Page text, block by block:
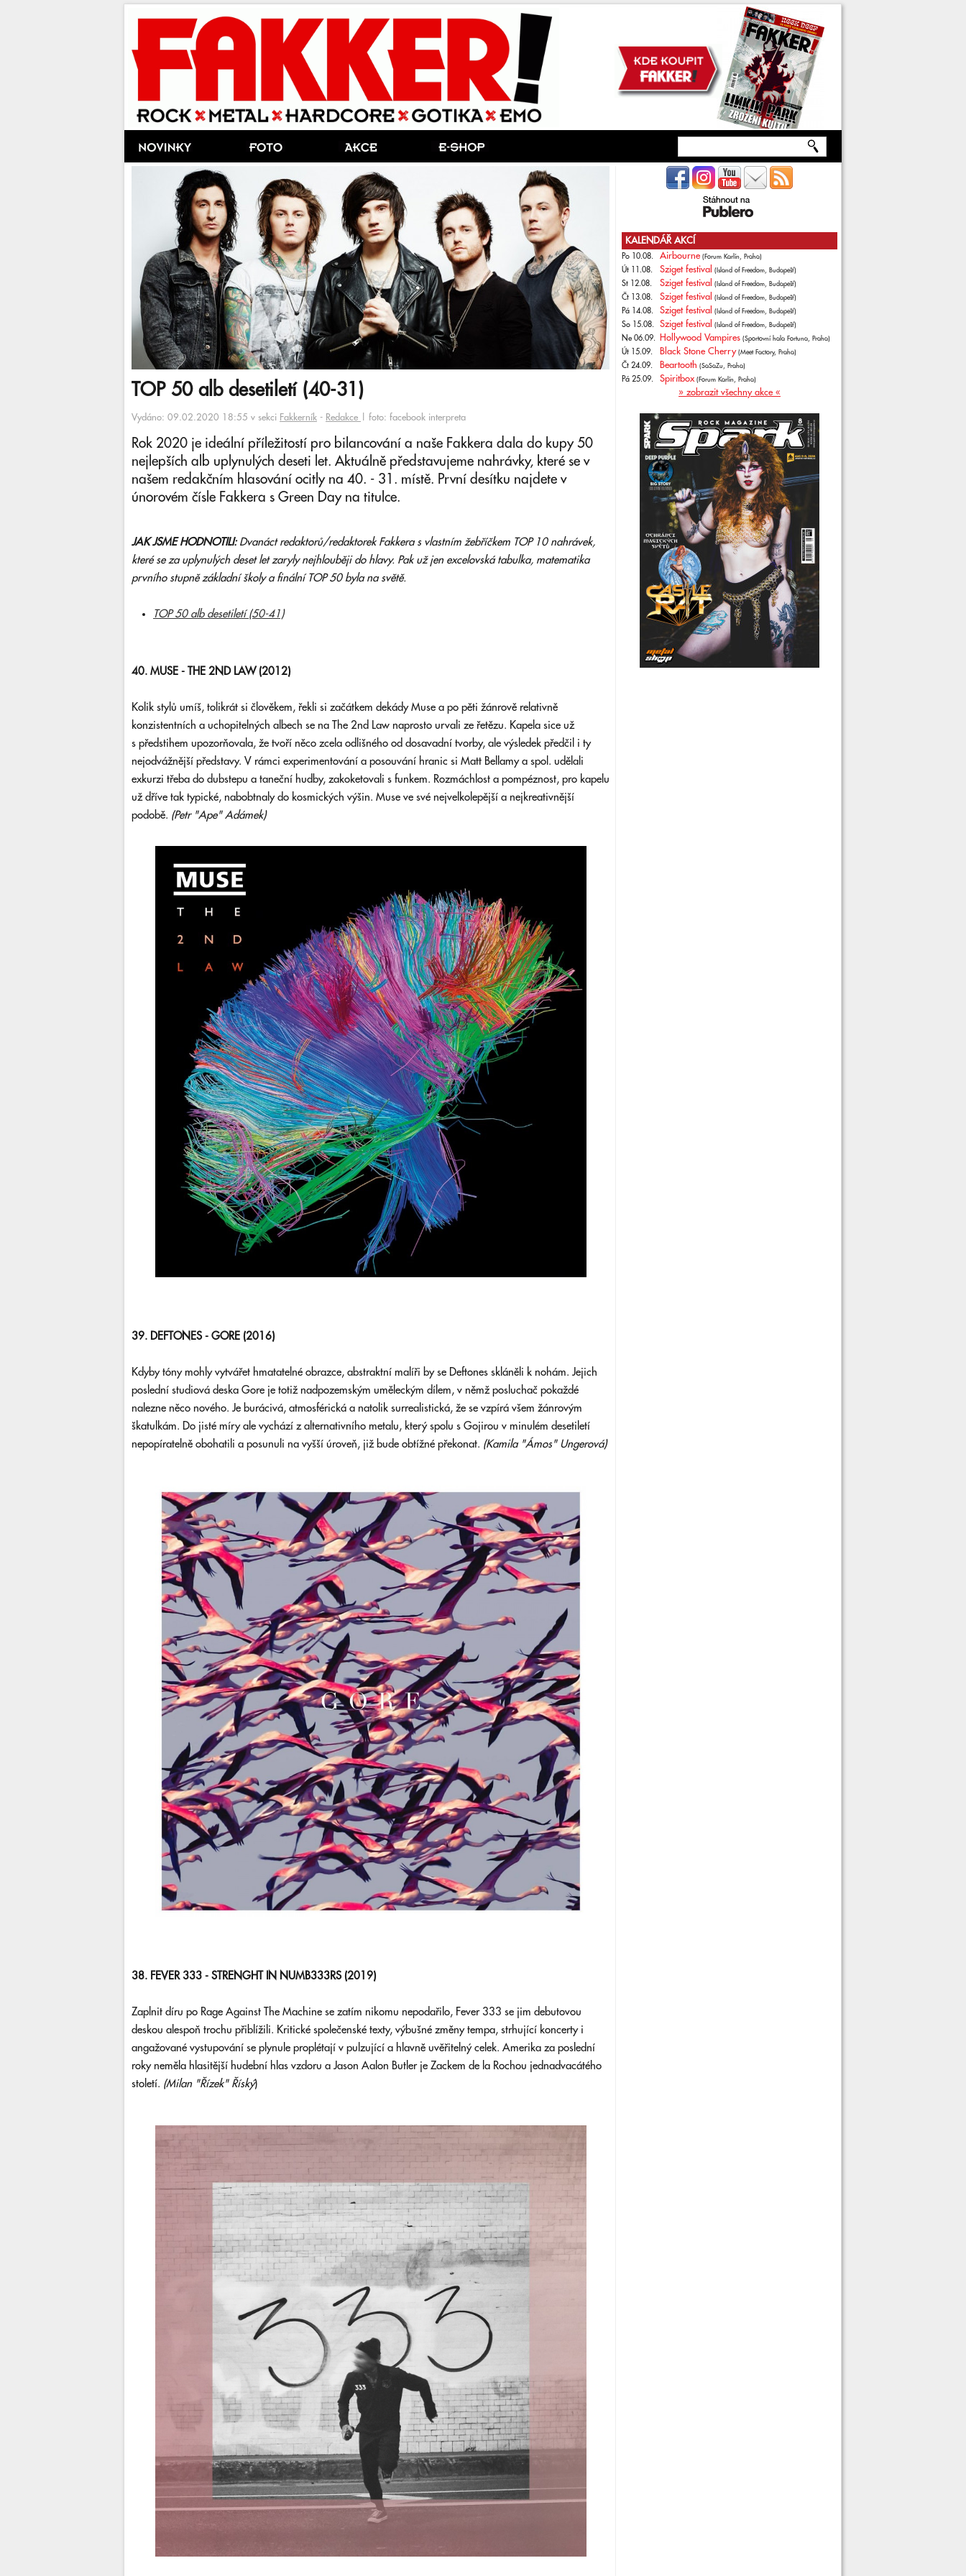
TOP 50 alb desetiletí (40-31)
Vydáno: 09.02.2020 18:55 v sekci Fakkerník - Redakce | foto: facebook interpreta
Rok 2020 je ideální příležitostí pro bilancování a naše Fakkera dala do kupy 50
nejlepších alb uplynulých deseti let. Aktuálně představujeme nahrávky, které se v
našem redakčním hlasování ocitly na 40. - 31. místě. První desítku najdete v
únorovém čísle Fakkera s Green Day na titulce.
JAK JSME HODNOTILI:Dvanáct redaktorů/redaktorek Fakkera s vlastním žebříčkem TOP 10 nahrávek,
které se za uplynulých deset let zaryly nejhlouběji do hlavy. Pak už jen excelovská tabulka, matematika
prvního stupně základní školy a finální TOP 50 byla na světě.
TOP 50 alb desetiletí (50-41)
40. MUSE - THE 2ND LAW (2012)
Kolik stylů umíš, tolikrát si člověkem, řekli si začátkem dekády Muse a po pěti žánrově relativně
konzistentních a uchopitelných albech se na The 2nd Law naprosto urvali ze řetězu. Kapela sice už
s předstihem upozorňovala, že tvoří něco zcela odlišného od dosavadní tvorby, ale výsledek předčil i ty
nejodvážnější představy. V rámci experimentování a posouvání hranic si Matt Bellamy a spol. udělali
exkurzi třeba do dubstepu a taneční hudby, zakoketovali s funkem. Rozmáchlost a pompéznost, pro kapelu
už dříve tak typické, nabobtnaly do kosmických výšin. Muse ve své nejvelkolepější a nejkreativnější
podobě. (Petr "Ape" Adámek)
39. DEFTONES - GORE (2016)
Kdyby tóny mohly vytvářet hmatatelné obrazce, abstraktní malíři by se Deftones skláněli k nohám. Jejich
poslední studiová deska Gore je totiž nadpozemským uměleckým dílem, v němž posluchač pokaždé
nalezne něco nového. Je burácivá, atmosférická a natolik surrealistická, že se vzpírá všem žánrovým
škatulkám. Do jisté míry ale vychází z alternativního metalu, který spolu s Gojirou v minulém desetiletí
nepopíratelně obohatili a posunuli na vyšší úroveň, již bude obtížné překonat. (Kamila "Ámos" Ungerová)
38. FEVER 333 - STRENGHT IN NUMB333RS (2019)
Zaplnit díru po Rage Against The Machine se zatím nikomu nepodařilo, Fever 333 se jim debutovou
deskou alespoň trochu přiblížili. Kritické společenské texty, výbušné změny tempa, strhující koncerty i
angažované vystupování se plynule proplétají v pulzující a hlavně uvěřitelný celek. Amerika za poslední
roky neměla hlasitější hudební hlas vzdoru a Jason Aalon Butler je Zackem de la Rochou jednadvacátého
století. (Milan "Řízek" Říský)
KALENDÁŘ AKCÍ
Po 10.08. Airbourne (Forum Karlín, Praha)
Út 11.08. Sziget festival (Island of Freedom, Budapešť)
St 12.08. Sziget festival (Island of Freedom, Budapešť)
Čt 13.08. Sziget festival (Island of Freedom, Budapešť)
Pá 14.08. Sziget festival (Island of Freedom, Budapešť)
So 15.08. Sziget festival (Island of Freedom, Budapešť)
Ne 06.09. Hollywood Vampires (Sportovní hala Fortuna, Praha)
Út 15.09. Black Stone Cherry (Meet Factory, Praha)
Čt 24.09. Beartooth (SaSaZu, Praha)
Pá 25.09. Spiritbox (Forum Karlín, Praha)
» zobrazit všechny akce «